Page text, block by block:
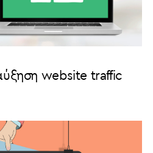
website traffic